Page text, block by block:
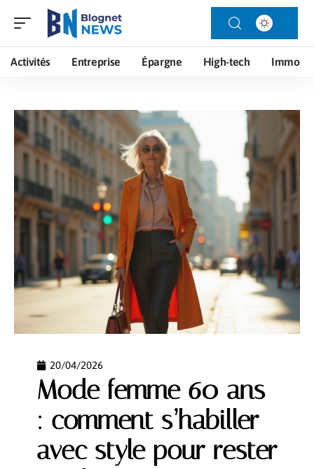
Activités Entreprise Épargne High-tech Immo
20/04/2026
Mode femme 60 ans
: comment s’habiller
avec style pour rester